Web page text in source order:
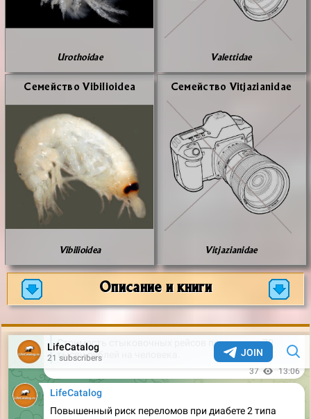
Urothoidae Valettidae
Се­мей­ство Vibilioidea
Vibilioidea
Се­мей­ство Vitjazianidae
Vitjazianidae
Описание и книги